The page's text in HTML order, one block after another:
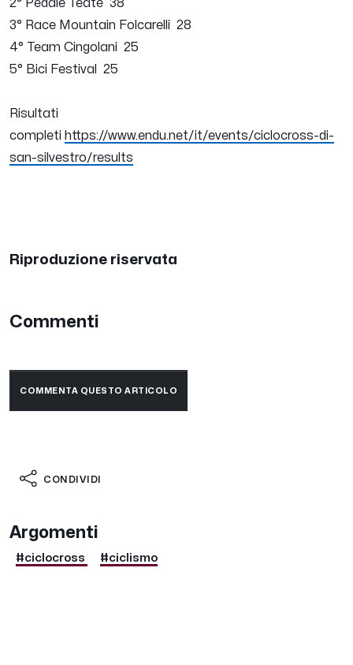
2° Pedale Teate 38
3° Race Mountain Folcarelli 28
4° Team Cingolani 25
5° Bici Festival 25
Risultati
completi https://www.endu.net/it/events/ciclocross-di-
san-silvestro/results
Riproduzione riservata
Commenti
COMMENTA QUESTO ARTICOLO
CONDIVIDI
Argomenti
#ciclocross #ciclismo